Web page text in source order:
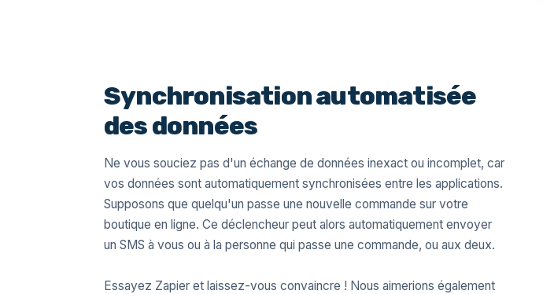
Synchronisation automatisée
des données
Ne vous souciez pas d'un échange de données inexact ou incomplet, car
vos données sont automatiquement synchronisées entre les applications.
Supposons que quelqu'un passe une nouvelle commande sur votre
boutique en ligne. Ce déclencheur peut alors automatiquement envoyer
un SMS à vous ou à la personne qui passe une commande, ou aux deux.
Essayez Zapier et laissez-vous convaincre ! Nous aimerions également